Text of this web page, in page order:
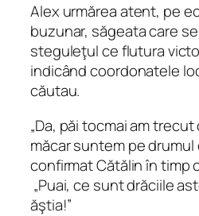
Alex urmărea atent, pe
buzunar, săgeata care
steguleţul ce flutura
indicând coordonatele
căutau.
„Da, păi tocmai am
măcar suntem pe drumul
confirmat Cătălin în timp
„Puai, ce sunt drăciile
ăştia!”